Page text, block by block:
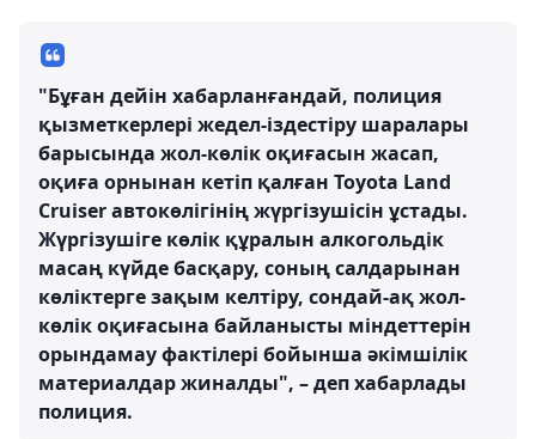
"Бұған дейін хабарланғандай, полиция
қызметкерлері жедел-іздестіру шаралары
барысында жол-көлік оқиғасын жасап,
оқиға орнынан кетіп қалған Toyota Land
Cruiser автокөлігінің жүргізушісін ұстады.
Жүргізушіге көлік құралын алкогольдік
масаң күйде басқару, соның салдарынан
көліктерге зақым келтіру, сондай-ақ жол-
көлік оқиғасына байланысты міндеттерін
орындамау фактілері бойынша әкімшілік
материалдар жиналды", – деп хабарлады
полиция.